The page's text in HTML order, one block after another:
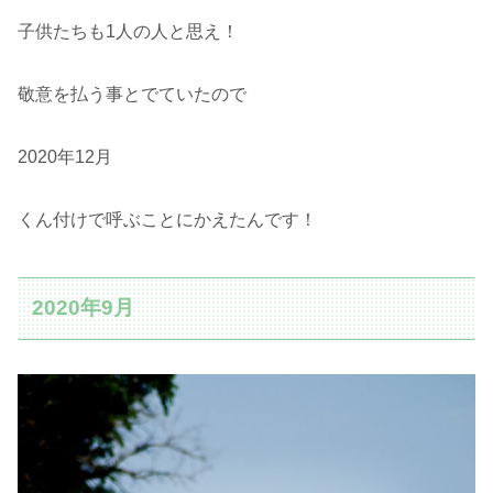
子供たちも1人の人と思え！
敬意を払う事とでていたので
2020年12月
くん付けで呼ぶことにかえたんです！
2020年9月